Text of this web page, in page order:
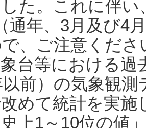
た。これに伴い
通年、3月及び4
、ご注意くだ
台等における過
以前）の気象観
めて統計を実
上1～10位の値